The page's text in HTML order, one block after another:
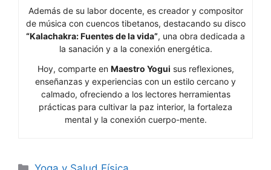
Además de su labor docente, es creador y compositor
de música con cuencos tibetanos, destacando su disco
“Kalachakra: Fuentes de la vida”, una obra dedicada a
la sanación y a la conexión energética.
Hoy, comparte en Maestro Yogui sus reflexiones,
enseñanzas y experiencias con un estilo cercano y
calmado, ofreciendo a los lectores herramientas
prácticas para cultivar la paz interior, la fortaleza
mental y la conexión cuerpo-mente.
Categorías